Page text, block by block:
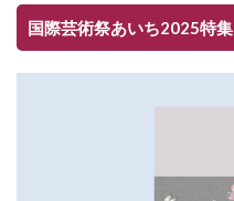
国際芸術祭あいち2025特集